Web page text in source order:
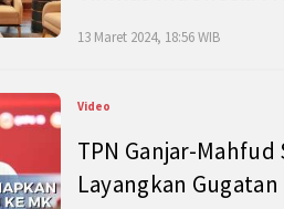
13 Maret 2024, 18:56 WIB
Video
TPN Ganjar-
Layangkan